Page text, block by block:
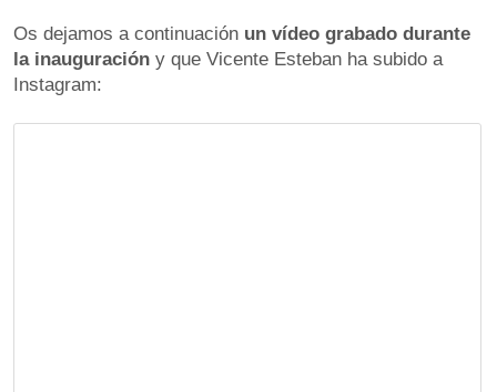
Os dejamos a continuación un vídeo grabado durante
la inauguración y que Vicente Esteban ha subido a
Instagram: